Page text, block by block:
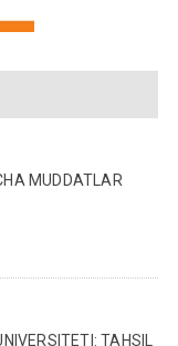
MUDDATLAR
TAHSIL